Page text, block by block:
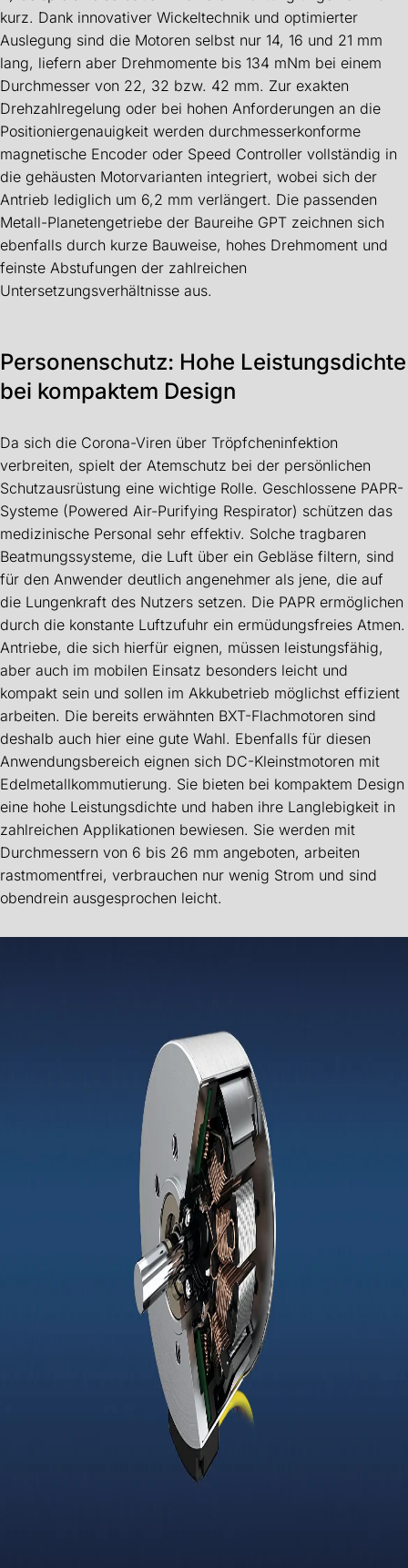
kurz. Dank innovativer Wickeltechnik und optimierter
Auslegung sind die Motoren selbst nur 14, 16 und 21 mm
lang, liefern aber Drehmomente bis 134 mNm bei einem
Durchmesser von 22, 32 bzw. 42 mm. Zur exakten
Drehzahlregelung oder bei hohen Anforderungen an die
Positioniergenauigkeit werden durchmesserkonforme
magnetische Encoder oder Speed Controller vollständig in
die gehäusten Motorvarianten integriert, wobei sich der
Antrieb lediglich um 6,2 mm verlängert. Die passenden
Metall-Planetengetriebe der Baureihe GPT zeichnen sich
ebenfalls durch kurze Bauweise, hohes Drehmoment und
feinste Abstufungen der zahlreichen
Untersetzungsverhältnisse aus.
Personenschutz: Hohe Leistungsdichte
bei kompaktem Design
Da sich die Corona-Viren über Tröpfcheninfektion
verbreiten, spielt der Atemschutz bei der persönlichen
Schutzausrüstung eine wichtige Rolle. Geschlossene PAPR-
Systeme (Powered Air-Purifying Respirator) schützen das
medizinische Personal sehr effektiv. Solche tragbaren
Beatmungssysteme, die Luft über ein Gebläse filtern, sind
für den Anwender deutlich angenehmer als jene, die auf
die Lungenkraft des Nutzers setzen. Die PAPR ermöglichen
durch die konstante Luftzufuhr ein ermüdungsfreies Atmen.
Antriebe, die sich hierfür eignen, müssen leistungsfähig,
aber auch im mobilen Einsatz besonders leicht und
kompakt sein und sollen im Akkubetrieb möglichst effizient
arbeiten. Die bereits erwähnten BXT-Flachmotoren sind
deshalb auch hier eine gute Wahl. Ebenfalls für diesen
Anwendungsbereich eignen sich DC-Kleinstmotoren mit
Edelmetallkommutierung. Sie bieten bei kompaktem Design
eine hohe Leistungsdichte und haben ihre Langlebigkeit in
zahlreichen Applikationen bewiesen. Sie werden mit
Durchmessern von 6 bis 26 mm angeboten, arbeiten
rastmomentfrei, verbrauchen nur wenig Strom und sind
obendrein ausgesprochen leicht.